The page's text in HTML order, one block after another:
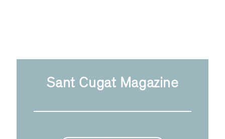
Sant Cugat Magazine